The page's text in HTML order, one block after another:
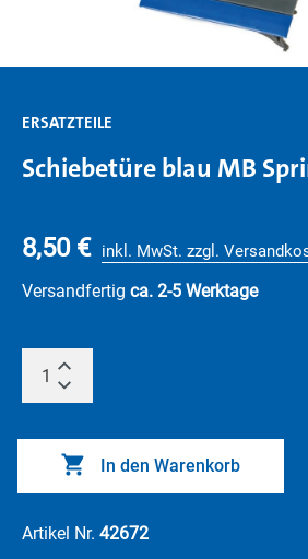
ERSATZTEILE
Schiebetüre blau MB
8,50 € inkl. MwSt. zzgl.
Versandfertig ca. 2-5 Werktage
In den Warenkorb
Artikel Nr. 42672